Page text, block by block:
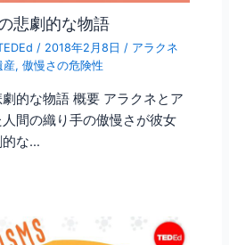
悲劇的な物語
/ 2018年2月8日/ アラクネ
産,傲慢さの危険性
的な物語 概要 アラクネとア
間の織り手の傲慢さが彼女
的な…